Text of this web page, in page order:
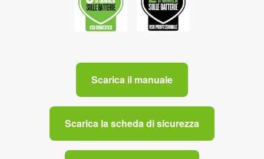
Scarica il manuale
Scarica la scheda di sicurezza